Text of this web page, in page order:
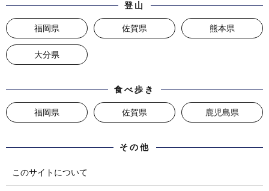
登山
福岡県 佐賀県 熊本県
大分県
食べ歩き
福岡県 佐賀県 鹿児島県
その他
このサイトについて